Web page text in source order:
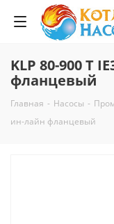
KLP 80-900 T
фланцевый
Главная - Насосы -
ин-лайн фланцевый